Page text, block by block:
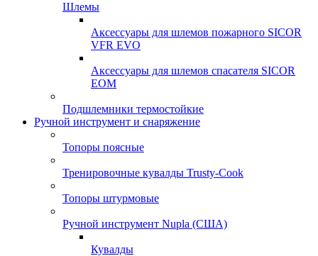
Шлемы
Аксессуары для шлемов пожарного SICOR
VFR EVO
Аксессуары для шлемов спасателя SICOR
EOM
Подшлемники термостойкие
Ручной инструмент и снаряжение
Топоры поясные
Тренировочные кувалды Trusty-Cook
Топоры штурмовые
Ручной инструмент Nupla (США)
Кувалды